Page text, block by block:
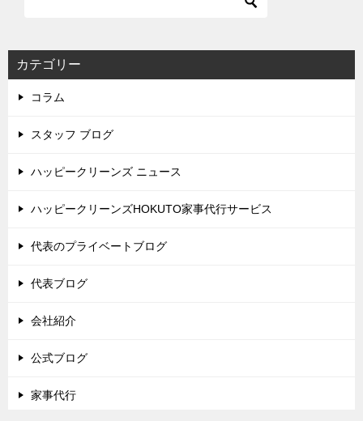
カテゴリー
コラム
スタッフ ブログ
ハッピークリーンズ ニュース
ハッピークリーンズHOKUTO家事代行サービス
代表のプライベートブログ
代表ブログ
会社紹介
公式ブログ
家事代行